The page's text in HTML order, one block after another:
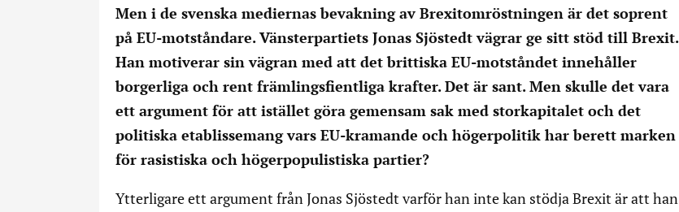
Men i de svenska mediernas bevakning av Brexitomröstningen är det soprent
på EU-motståndare. Vänsterpartiets Jonas Sjöstedt vägrar ge sitt stöd till Brexit.
Han motiverar sin vägran med att det brittiska EU-motståndet innehåller
borgerliga och rent främlingsfientliga krafter. Det är sant. Men skulle det vara
ett argument för att istället göra gemensam sak med storkapitalet och det
politiska etablissemang vars EU-kramande och högerpolitik har berett marken
för rasistiska och högerpopulistiska partier?
Ytterligare ett argument från Jonas Sjöstedt varför han inte kan stödja Brexit är att han